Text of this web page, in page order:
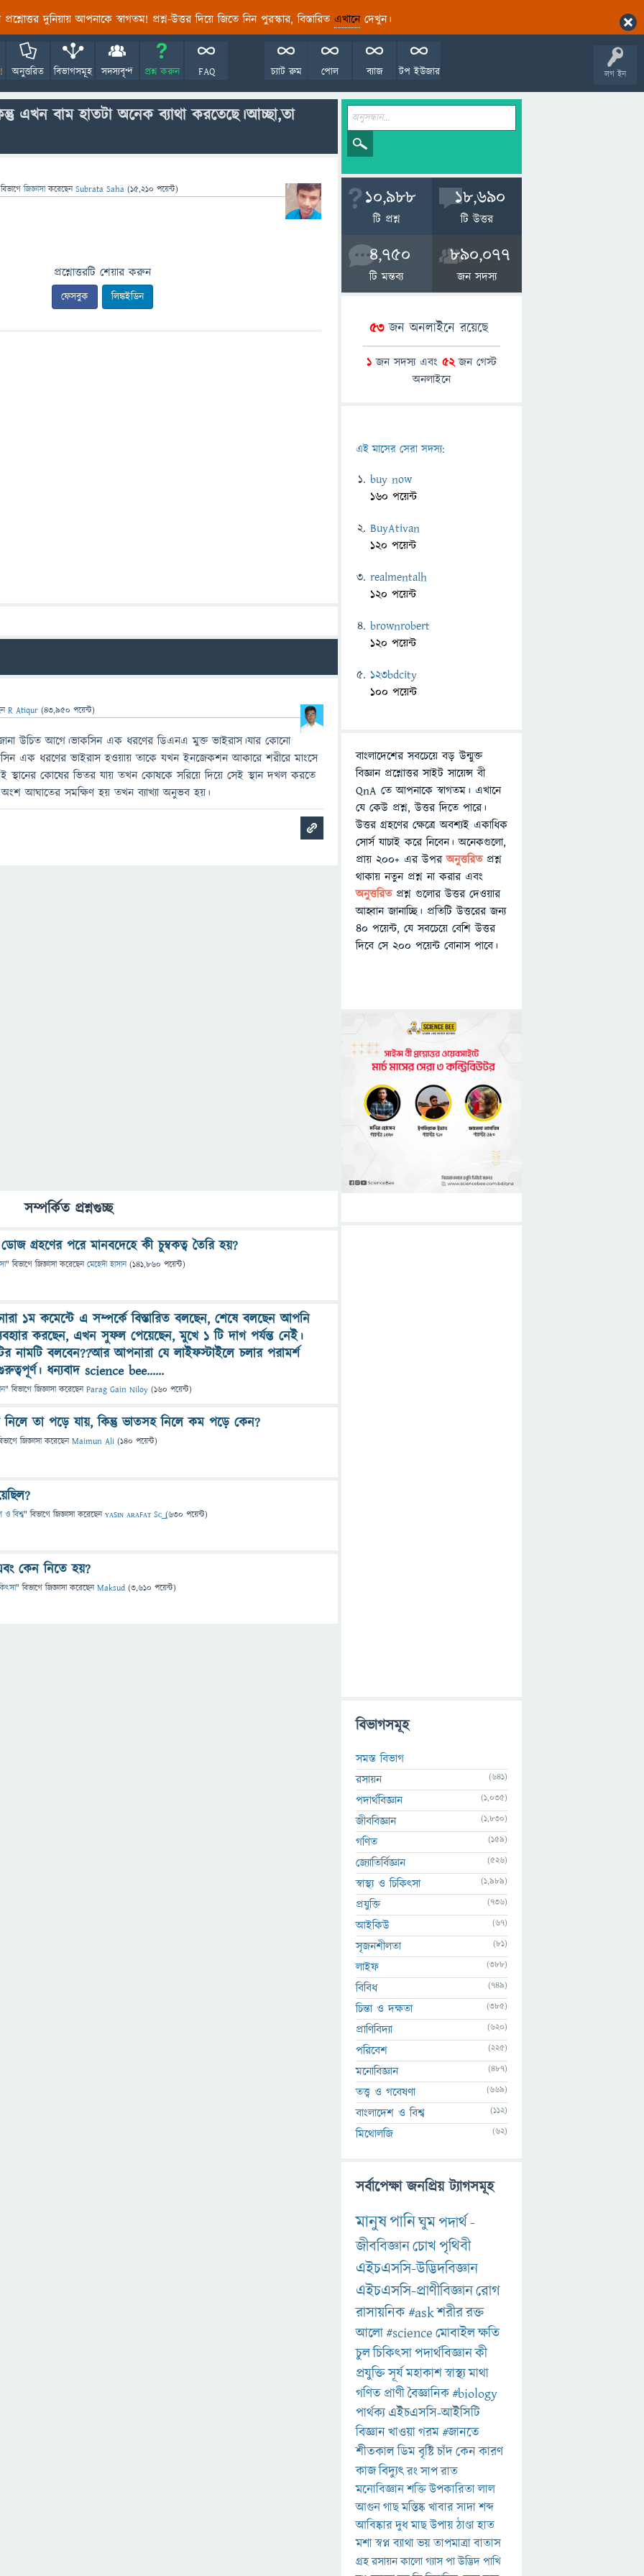
প্রশ্নোত্তর দুনিয়ায় আপনাকে স্বাগতম! প্রশ্ন-উত্তর দিয়ে জিতে নিন পুরস্কার, বিস্তারিত এখানেদেখুন।
লগ ইন
অনুত্তরিত বিভাগসমূহ সদস্যবৃন্দ প্রশ্ন করুন FAQ টপ ইউজার
ব্যাজ
পোল
চ্যাট রুম
এখন বাম হাতটা অনেক ব্যাথা করতেছে।আচ্ছা,তা
জিজ্ঞাসাকরেছেনSubrata Saha (15,210 পয়েন্ট)
প্রশ্নোত্তরটি শেয়ার করুন
ফেসবুক লিঙ্কইডিন
R Atiqur (43,950 পয়েন্ট)
উচিত আগে।ভাকসিন এক ধরণের ডিএনএ মুক্ত ভাইরাস।যার কোনো
এক ধরণের ভাইরাস হওয়ায় তাকে যখন ইনজেকশন আকারে শরীরে মাংসে
কোষের ভিতর যায় তখন কোষকে সরিয়ে দিয়ে সেই স্থান দখল করতে
আঘাতের সমক্ষিণ হয় তখন ব্যাখ্যা অনুভব হয়।
সম্পর্কিত প্রশ্নগুচ্ছ
গ্রহণের পরে মানবদেহে কী চুম্বকত্ব তৈরি হয়?
" বিভাগে জিজ্ঞাসাকরেছেনমেহেদী হাসান (141,860 পয়েন্ট)
১ম কমেন্টে এ সম্পর্কে বিস্তারিত বলছেন, শেষে বলছেন আপনি
করছেন, এখন সুফল পেয়েছেন, মুখে ১ টি দাগ পর্যন্ত নেই।
নামটি বলবেন??আর আপনারা যে লাইফস্টাইলে চলার পরামর্শ
ধন্যবাদ science bee......
" বিভাগে জিজ্ঞাসাকরেছেনParag Gain Niloy (160 পয়েন্ট)
নিলে তা পড়ে যায়, কিন্তু ভাতসহ নিলে কম পড়ে কেন?
জিজ্ঞাসাকরেছেনMaimun Ali (140 পয়েন্ট)
ও বিশ্ব" বিভাগে জিজ্ঞাসাকরেছেনʏᴀꜱɪɴ ᴀʀᴀꜰᴀᴛ Sᴄ͢͢͢ (630 পয়েন্ট)
কেন নিতে হয়?
" বিভাগে জিজ্ঞাসাকরেছেনMaksud (3,610 পয়েন্ট)
10,988
টি প্রশ্ন
18,690
টি উত্তর
4,750
টি মন্তব্য
890,077
জন সদস্য
53জন অনলাইনে রয়েছে
1 জন সদস্য এবং 52জন গেস্ট
অনলাইনে
এই মাসের সেরা সদস্য:
buy now
160 পয়েন্ট
BuyAtivan
120 পয়েন্ট
realmentalh
120 পয়েন্ট
brownrobert
120 পয়েন্ট
123bdcity
100 পয়েন্ট
বাংলাদেশের সবচেয়ে বড় উন্মুক্ত
বিজ্ঞান প্রশ্নোত্তর সাইট সায়েন্স বী
QnA তে আপনাকে স্বাগতম। এখানে
যে কেউ প্রশ্ন, উত্তর দিতে পারে।
উত্তর গ্রহণের ক্ষেত্রে অবশ্যই একাধিক
সোর্স যাচাই করে নিবেন। অনেকগুলো,
প্রায় ২০০+ এর উপরঅনুত্তরিতপ্রশ্ন
থাকায় নতুন প্রশ্ন না করার এবং
অনুত্তরিত প্রশ্ন গুলোর উত্তর দেওয়ার
আহ্বান জানাচ্ছি। প্রতিটি উত্তরের জন্য
৪০ পয়েন্ট, যে সবচেয়ে বেশি উত্তর
দিবে সে ২০০ পয়েন্ট বোনাস পাবে।
বিভাগসমূহ
সমস্ত বিভাগ
রসায়ন
(641)
পদার্থবিজ্ঞান (1,035)
জীববিজ্ঞান (1,830)
গণিত (159)
জ্যোতির্বিজ্ঞান (526)
স্বাস্থ্য ও চিকিৎসা (1,989)
প্রযুক্তি (736)
আইকিউ (67)
সৃজনশীলতা (81)
লাইফ (388)
বিবিধ (749)
চিন্তা ও দক্ষতা (385)
প্রাণিবিদ্যা (620)
পরিবেশ (225)
মনোবিজ্ঞান (487)
তত্ত্ব ও গবেষণা (669)
বাংলাদেশ ও বিশ্ব (112)
মিথোলজি (62)
সর্বাপেক্ষা জনপ্রিয় ট্যাগসমূহ
মানুষপানিঘুমপদার্থ-
জীববিজ্ঞানচোখপৃথিবী
এইচএসসি-উদ্ভিদবিজ্ঞান
এইচএসসি-প্রাণীবিজ্ঞানরোগ
রাসায়নিক#askশরীররক্ত
আলো#scienceমোবাইলক্ষতি
চুলচিকিৎসাপদার্থবিজ্ঞানকী
প্রযুক্তিসূর্যমহাকাশস্বাস্থ্যমাথা
গণিত প্রাণীবৈজ্ঞানিক#biology
পার্থক্য এইচএসসি-আইসিটি
বিজ্ঞানখাওয়াগরম#জানতে
শীতকালডিমবৃষ্টিচাঁদকেনকারণ
কাজবিদ্যুৎরংসাপরাত
মনোবিজ্ঞানশক্তিউপকারিতালাল
আগুনগাছমস্তিষ্কখাবারসাদাশব্দ
আবিষ্কারদুধমাছউপায়ঠাণ্ডাহাত
মশাস্বপ্নব্যাথাভয়তাপমাত্রাবাতাস
গ্রহরসায়নকালোগ্যাসপাউদ্ভিদপাখি